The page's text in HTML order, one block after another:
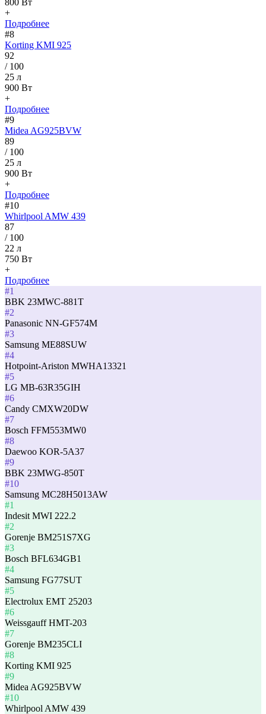
+
Подробнее
#8
Korting KMI 925
92
/ 100
25 л
900 Вт
+
Подробнее
#9
Midea AG925BVW
89
/ 100
25 л
900 Вт
+
Подробнее
#10
Whirlpool AMW 439
87
/ 100
22 л
750 Вт
+
Подробнее
#1
BBK 23MWC-881T
#2
Panasonic NN-GF574M
#3
Samsung ME88SUW
#4
Hotpoint-Ariston MWHA13321
#5
LG MB-63R35GIH
#6
Candy CMXW20DW
#7
Bosch FFM553MW0
#8
Daewoo KOR-5A37
#9
BBK 23MWG-850T
#10
Samsung MC28H5013AW
#1
Indesit MWI 222.2
#2
Gorenje BM251S7XG
#3
Bosch BFL634GB1
#4
Samsung FG77SUT
#5
Electrolux EMT 25203
#6
Weissgauff HMT-203
#7
Gorenje BM235CLI
#8
Korting KMI 925
#9
Midea AG925BVW
#10
Whirlpool AMW 439